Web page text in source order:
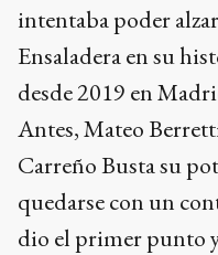
intentaba poder
Ensaladera en su
desde 2019 en
Antes, Mateo
Carreño Busta su
quedarse con un
dio el primer punto